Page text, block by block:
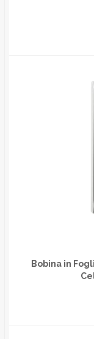
Bobina in